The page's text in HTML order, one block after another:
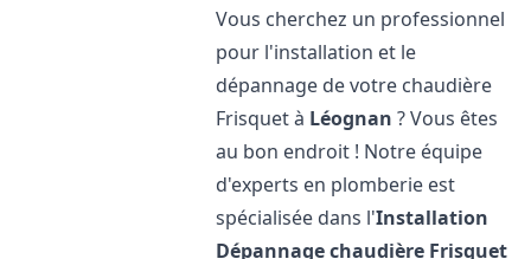
Vous cherchez un professionnel
pour l'installation et le
dépannage de votre chaudière
Frisquet à Léognan ? Vous êtes
au bon endroit ! Notre équipe
d'experts en plomberie est
spécialisée dans l'Installation
Dépannage chaudière Frisquet